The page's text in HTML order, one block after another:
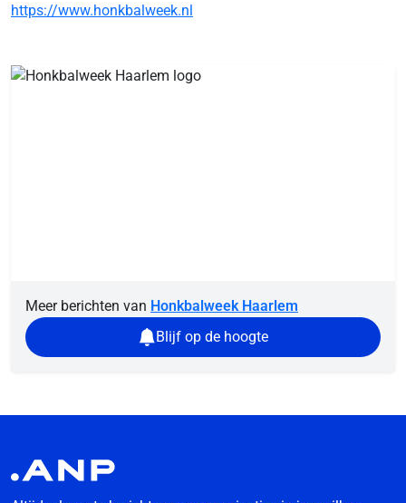
https://www.honkbalweek.nl
Meer berichten van Honkbalweek Haarlem
Blijf op de hoogte